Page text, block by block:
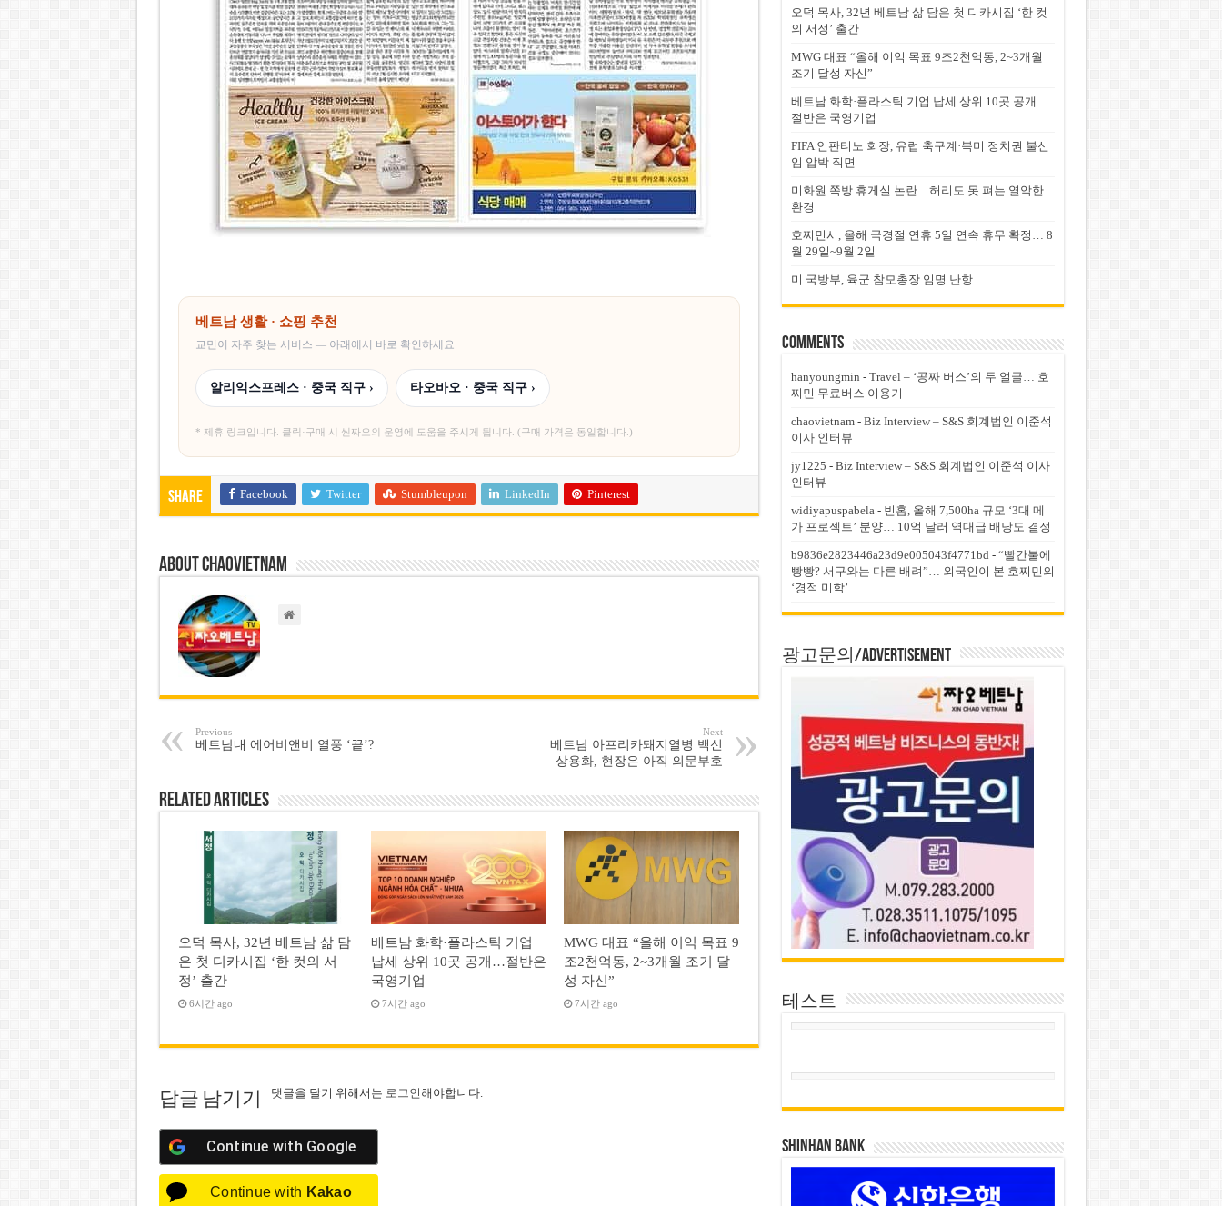
베트남 생활 · 쇼핑 추천
교민이 자주 찾는 서비스 — 아래에서 바로 확인하세요
알리익스프레스 · 중국 직구 › 타오바오 · 중국 직구 ›
* 제휴 링크입니다. 클릭·구매 시 씬짜오의 운영에 도움을 주시게 됩니다. (구매 가격은 동일합니다.)
Share Facebook Twitter Stumbleupon LinkedIn Pinterest
About chaovietnam
Previous
베트남내 에어비앤비 열풍 ‘끝’?
Next
베트남 아프리카돼지열병 백신
상용화, 현장은 아직 의문부호
Related Articles
오덕 목사, 32년 베트남 삶 담
은 첫 디카시집 ‘한 컷의 서
정’ 출간
6시간 ago
베트남 화학·플라스틱 기업
납세 상위 10곳 공개…절반은
국영기업
7시간 ago
MWG 대표 “올해 이익 목표 9
조2천억동, 2~3개월 조기 달
성 자신”
7시간 ago
답글 남기기 댓글을 달기 위해서는 로그인해야합니다.
Continue with Google
Continue with Kakao
오덕 목사, 32년 베트남 삶 담은 첫 디카시집 ‘한 컷
의 서정’ 출간
MWG 대표 “올해 이익 목표 9조2천억동, 2~3개월
조기 달성 자신”
베트남 화학·플라스틱 기업 납세 상위 10곳 공개…
절반은 국영기업
FIFA 인판티노 회장, 유럽 축구계·북미 정치권 불신
임 압박 직면
미화원 쪽방 휴게실 논란…허리도 못 펴는 열악한
환경
호찌민시, 올해 국경절 연휴 5일 연속 휴무 확정… 8
월 29일~9월 2일
미 국방부, 육군 참모총장 임명 난항
Comments
hanyoungmin - Travel – ‘공짜 버스’의 두 얼굴… 호
찌민 무료버스 이용기
chaovietnam- Biz Interview – S&S 회계법인 이준석
이사 인터뷰
jy1225 - Biz Interview – S&S 회계법인 이준석 이사
인터뷰
widiyapuspabela- 빈홈, 올해 7,500ha 규모 ‘3대 메
가 프로젝트’ 분양… 10억 달러 역대급 배당도 결정
b9836e2823446a23d9e005043f4771bd- “빨간불에
빵빵? 서구와는 다른 배려”… 외국인이 본 호찌민의
‘경적 미학’
광고문의/Advertisement
테스트
SHINHAN BANK